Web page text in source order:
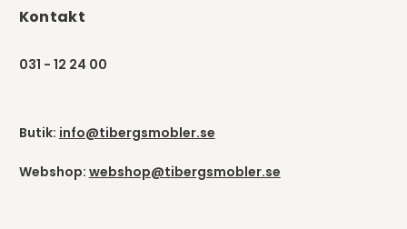
Kontakt
031 - 12 24 00
Butik: info@tibergsmobler.se
Webshop: webshop@tibergsmobler.se